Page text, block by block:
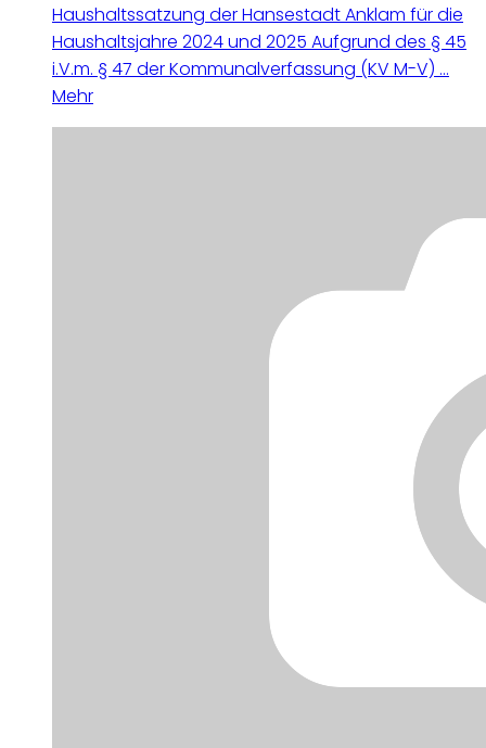
Haushaltssatzung der Hansestadt Anklam für die
Haushaltsjahre 2024 und 2025 Aufgrund des § 45
i.V.m. § 47 der Kommunalverfassung (KV M-V) ...
Mehr